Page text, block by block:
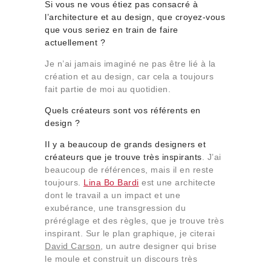
Si vous ne vous étiez pas consacré à
l’architecture et au design, que croyez-vous
que vous seriez en train de faire
actuellement ?
Je n’ai jamais imaginé ne pas être lié à la
création et au design, car cela a toujours
fait partie de moi au quotidien.
Quels créateurs sont vos référents en
design ?
Il y a beaucoup de grands designers et
créateurs que je trouve très inspirants. J’ai
beaucoup de références, mais il en reste
toujours. Lina Bo Bardi est une architecte
dont le travail a un impact et une
exubérance, une transgression du
préréglage et des règles, que je trouve très
inspirant. Sur le plan graphique, je citerai
David Carson, un autre designer qui brise
le moule et construit un discours très